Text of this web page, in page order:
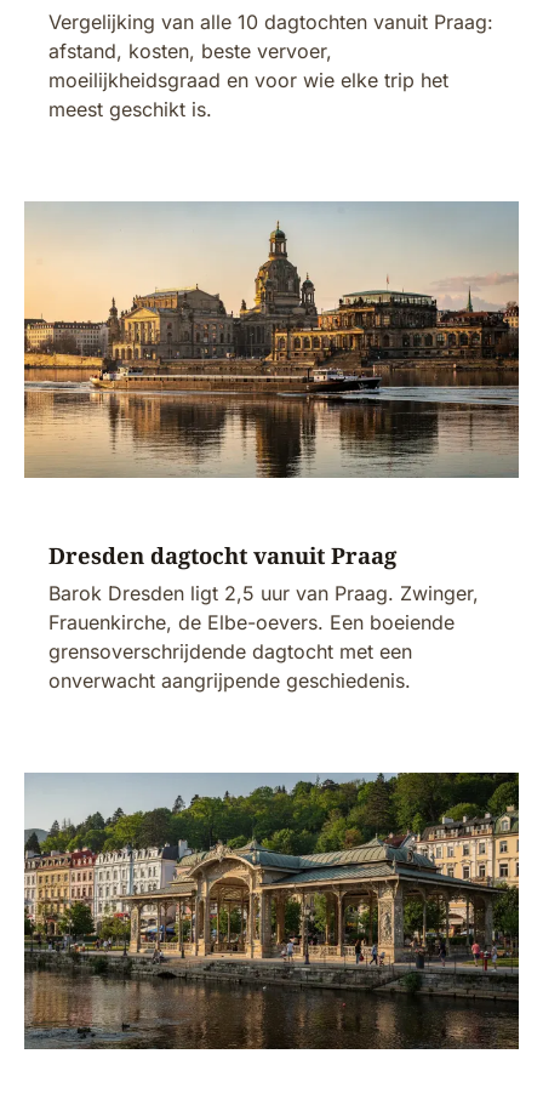
Vergelijking van alle 10 dagtochten vanuit Praag:
afstand, kosten, beste vervoer,
moeilijkheidsgraad en voor wie elke trip het
meest geschikt is.
Dresden dagtocht vanuit Praag
Barok Dresden ligt 2,5 uur van Praag. Zwinger,
Frauenkirche, de Elbe-oevers. Een boeiende
grensoverschrijdende dagtocht met een
onverwacht aangrijpende geschiedenis.